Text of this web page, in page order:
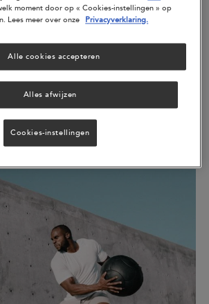
de zee
met omega-3 en
de gevoelige huidLaten we eerst het
moment door op « Cookies-instellingen » op
Lees meer over onze Privacyverklaring.
Alles afwijzen
Alle cookies accepteren
Cookies-instellingen